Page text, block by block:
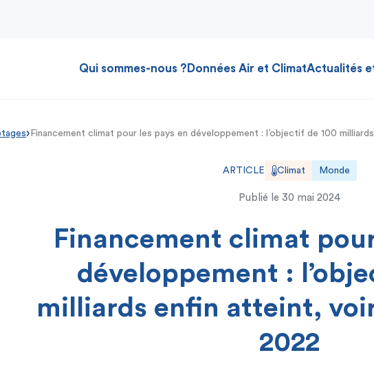
Qui sommes-nous ? Données Air et ClimatActualités
› Financement climat pour les pays en développement : l’objectif de 100
ARTICLE Climat Monde
Publié le 30 mai 2024
Financement climat
développement :
milliards enfin atteint,
2022